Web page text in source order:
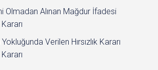
Olmadan Alınan Mağdur İfadesi
Verilen Hırsızlık Kararı